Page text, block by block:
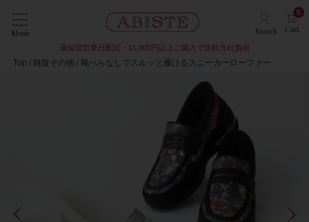
Menu Search Cart
0
最短翌営業日配送・11,000円以上ご購入で送料当社負担
Top 雑貨その他 靴べらなしでスルッと履けるスニーカーローファー